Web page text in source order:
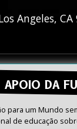
Angeles,CA
APOIO DA
para um Mundo
de educação